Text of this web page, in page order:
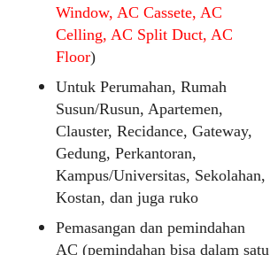
Window, AC Cassete, AC
Celling, AC Split Duct, AC
Floor)
Untuk Perumahan, Rumah
Susun/Rusun, Apartemen,
Clauster, Recidance, Gateway,
Gedung, Perkantoran,
Kampus/Universitas, Sekolahan,
Kostan, dan juga ruko
Pemasangan dan pemindahan
AC (pemindahan bisa dalam satu